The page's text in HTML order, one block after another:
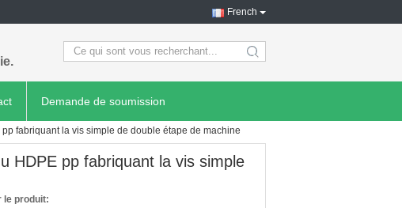
French
search
Demande de soumission
fabriquant la vis simple de double étape de machine
HDPE pp fabriquant la vis simple
le produit: